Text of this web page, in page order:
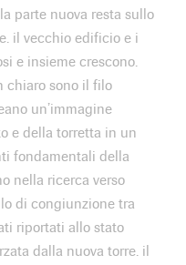
parte nuova resta sullo
il vecchio edificio e i
e insieme crescono.
chiaro sono il filo
un’immagine
e della torretta in un
fondamentali della
nella ricerca verso
di congiunzione tra
riportati allo stato
dalla nuova torre. il